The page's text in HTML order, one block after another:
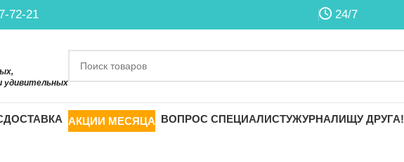
72-21 24/7
удивительных
ДОСТАВКА АКЦИИ МЕСЯЦА ВОПРОС СПЕЦИАЛИСТУЖУРНАЛИЩУ ДРУГА!